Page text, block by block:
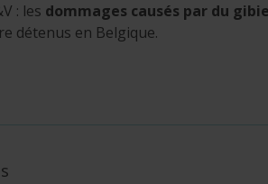
: les dommages causés par du
détenus en Belgique.